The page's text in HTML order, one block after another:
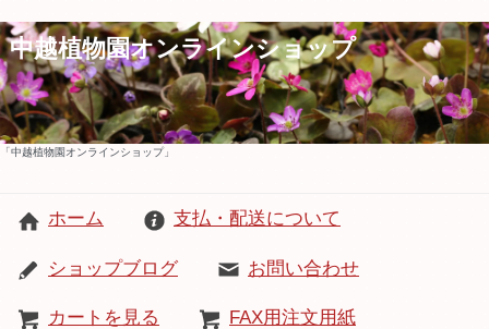
中越植物園オンラインショップ
「中越植物園オンラインショップ」
ホーム 支払・配送について
ショップブログ お問い合わせ
カートを見る FAX用注文用紙